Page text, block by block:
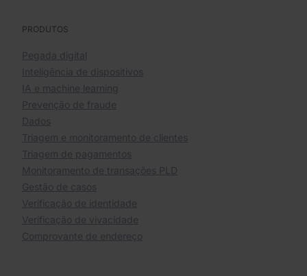
PRODUTOS
Pegada digital
Inteligência de dispositivos
IA e machine learning
Prevenção de fraude
Dados
Triagem e monitoramento de clientes
Triagem de pagamentos
Monitoramento de transações PLD
Gestão de casos
Verificação de identidade
Verificação de vivacidade
Comprovante de endereço